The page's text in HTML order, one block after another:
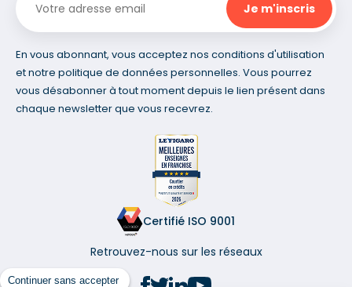
Continuer sans accepter
En vous abonnant, vous acceptez nos conditions d'utilisation
et notre politique de données personnelles. Vous pourrez
vous désabonner à tout moment depuis le lien présent dans
chaque newsletter que vous recevrez.
Certifié ISO 9001
Retrouvez-nous sur les réseaux